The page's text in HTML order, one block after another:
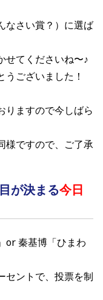
なさい賞？）に選ば
せてくださいね〜♪
ございました！
りますので今しばら
様ですので、ご了承
が決まる今日
or 秦基博「ひまわ
セントで、投票を制